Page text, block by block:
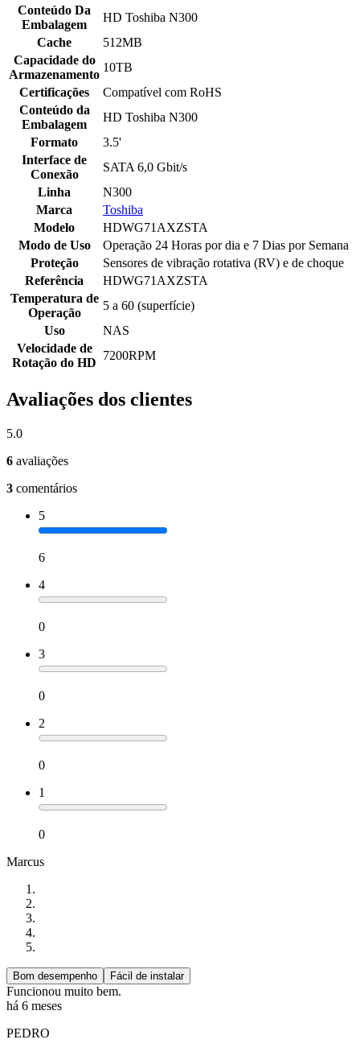
Conteúdo Da
Embalagem
HD Toshiba N300
Cache
512MB
Capacidade do
Armazenamento
10TB
Certificações
Compatível com RoHS
Conteúdo da
Embalagem
HD Toshiba N300
Formato
3.5'
Interface de
Conexão
SATA 6,0 Gbit/s
Linha
N300
Marca
Toshiba
Modelo
HDWG71AXZSTA
Modo de Uso
Operação 24 Horas por dia e 7 Dias por Semana
Proteção
Sensores de vibração rotativa (RV) e de choque
Referência
HDWG71AXZSTA
Temperatura de
Operação
5 a 60 (superfície)
Uso
NAS
Velocidade de
Rotação do HD
7200RPM
Avaliações dos clientes
5.0
6 avaliações
3 comentários
5
6
4
0
3
0
2
0
1
0
Marcus
Bom desempenho Fácil de instalar
Funcionou muito bem.
há 6 meses
PEDRO